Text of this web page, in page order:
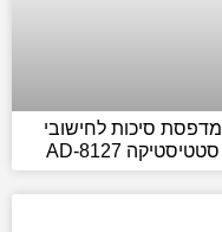
מדפסת סיכות לחישובי
סטטיסטיקה AD-8127